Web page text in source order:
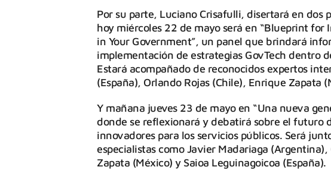
Por su parte, Luciano Crisafulli, disertará en dos
hoy miércoles 22 de mayo será en “Blueprint
in Your Government”, un panel que brindará
implementación de estrategias GovTech dentro
Estará acompañado de reconocidos expertos
(España), Orlando Rojas (Chile), Enrique Zapata
Y mañana jueves 23 de mayo en “Una nueva
donde se reflexionará y debatirá sobre el futuro
innovadores para los servicios públicos. Será
especialistas como Javier Madariaga
Zapata (México) y Saioa Leguinagoicoa (España).